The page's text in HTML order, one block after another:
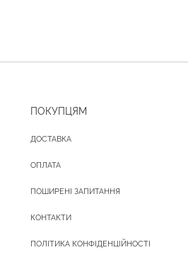
ПОКУПЦЯМ
ДОСТАВКА
ОПЛАТА
ПОШИРЕНІ ЗАПИТАННЯ
КОНТАКТИ
ПОЛІТИКА КОНФІДЕНЦІЙНОСТІ